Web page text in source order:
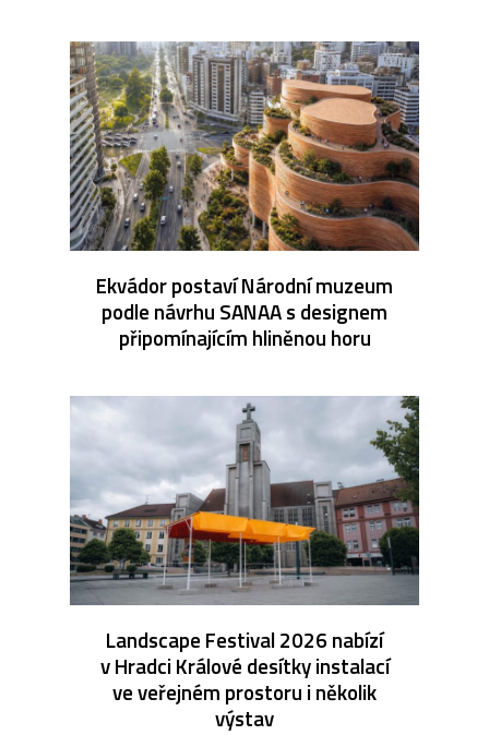
Ekvádor postaví Národní muzeum
podle návrhu SANAA s designem
připomínajícím hliněnou horu
Landscape Festival 2026 nabízí
v Hradci Králové desítky instalací
ve veřejném prostoru i několik
výstav